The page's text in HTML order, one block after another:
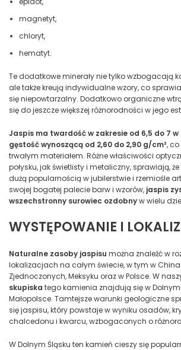
magnetyt,
chloryt,
hematyt.
Te dodatkowe minerały nie tylko wzbogacają
ale także kreują indywidualne wzory, co
się niepowtarzalny. Dodatkowo organiczne
się do jeszcze większej różnorodności w jego
Jaspis ma twardość w zakresie od 6,5 do 7 w
gęstość wynoszącą od 2,60 do 2,90 g/cm³,
trwałym materiałem. Różne właściwości
połysku, jak świetlisty i metaliczny, sprawiają,
dużą popularnością w jubilerstwie i rzemiośle
swojej bogatej palecie barw i wzorów, jaspis
wszechstronny surowiec ozdobnyw wielu
WYSTĘPOWANIE I
Naturalne zasoby jaspisu można znaleźć w
lokalizacjach na całym świecie, w tym w
Zjednoczonych, Meksyku oraz w Polsce. W
skupiska tego kamienia znajdują się w Dolnym
Małopolsce. Tamtejsze warunki geologiczne
się jaspisu, który powstaje w wyniku osadów,
chalcedonu i kwarcu, wzbogaconych o
W Dolnym Śląsku ten kamień cieszy się